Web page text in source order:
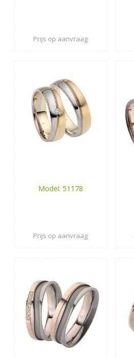
Prijs op aanvraag
Model: 51178
Prijs op aanvraag